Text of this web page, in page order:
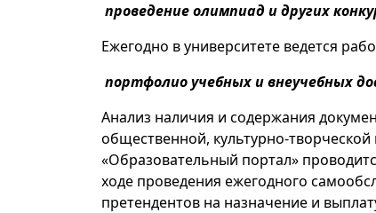
проведение олимпиад и других
Ежегодно в университете ведется
портфолио учебных и внеучебных
Анализ наличия и содержания
общественной, культурно-
«Образовательный портал»
ходе проведения ежегодного
претендентов на назначение и